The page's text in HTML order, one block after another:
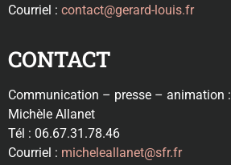
Courriel : contact@gerard-louis.fr
CONTACT
Communication – presse – animation :
Michèle Allanet
Tél : 06.67.31.78.46
Courriel : micheleallanet@sfr.fr